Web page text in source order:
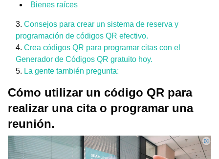
Bienes raíces
Consejos para crear un sistema de reserva y
programación de códigos QR efectivo.
Crea códigos QR para programar citas con el
Generador de Códigos QR gratuito hoy.
La gente también pregunta:
Cómo utilizar un código QR para
realizar una cita o programar una
reunión.